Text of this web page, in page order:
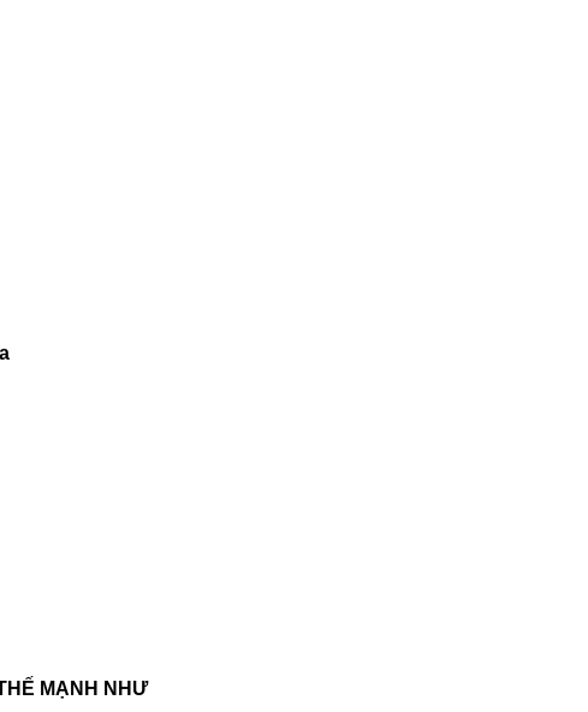
MẠNH NHƯ